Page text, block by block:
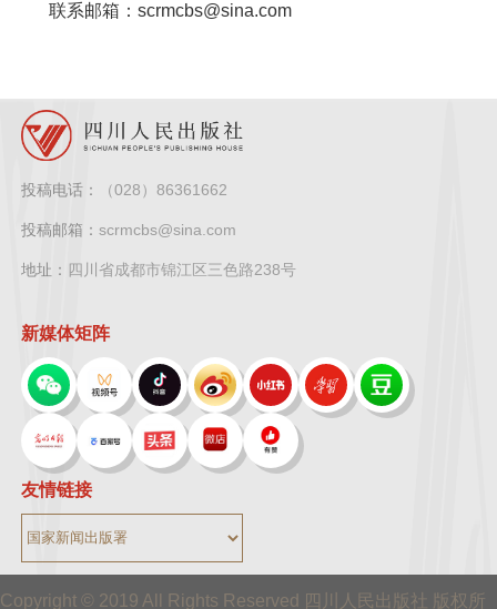
联系邮箱：scrmcbs@sina.com
投稿电话： （028）86361662
投稿邮箱： scrmcbs@sina.com
地址： 四川省成都市锦江区三色路238号
新媒体矩阵
友情链接
Copyright © 2019 All Rights Reserved 四川人民出版社 版权所